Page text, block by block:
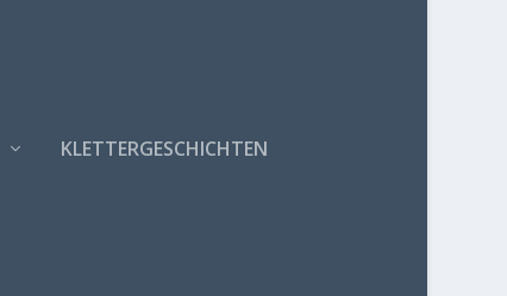
KLETTERGESCHICHTEN